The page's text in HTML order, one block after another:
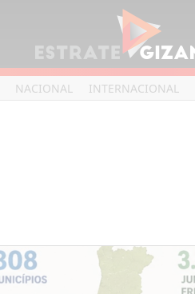
NACIONAL INTERNACIONAL